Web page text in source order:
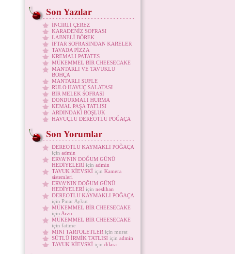
Son Yazılar
İNCİRLİ ÇEREZ
KARADENİZ SOFRASI
LABNELİ BÖREK
İFTAR SOFRASINDAN KARELER
TAVADA PİZZA
KREMALI PATATES
MÜKEMMEL BİR CHEESECAKE
MANTARLI VE TAVUKLU
BOHÇA
MANTARLI SUFLE
RULO HAVUÇ SALATASI
BİR MELEK SOFRASI
DONDURMALI HURMA
KEMAL PAŞA TATLISI
ARDINDAKİ BOŞLUK
HAVUÇLU DEREOTLU POĞAÇA
Son Yorumlar
DEREOTLU KAYMAKLI POĞAÇA
için admin
ERVA’NIN DOĞUM GÜNÜ
HEDİYELERİ için admin
TAVUK KİEVSKİ için Kamera
sistemleri
ERVA’NIN DOĞUM GÜNÜ
HEDİYELERİ için neslihan
DEREOTLU KAYMAKLI POĞAÇA
için Pınar Aykut
MÜKEMMEL BİR CHEESECAKE
için Arzu
MÜKEMMEL BİR CHEESECAKE
için fatime
MİNİ TARTOLETLER için murat
SÜTLÜ İRMİK TATLISI için admin
TAVUK KİEVSKİ için dilara